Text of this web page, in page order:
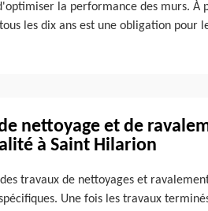
la performance des murs. À
les dix ans est une obligation pour
nettoyage et de
à Saint Hilarion
travaux de nettoyages et
Une fois les travaux